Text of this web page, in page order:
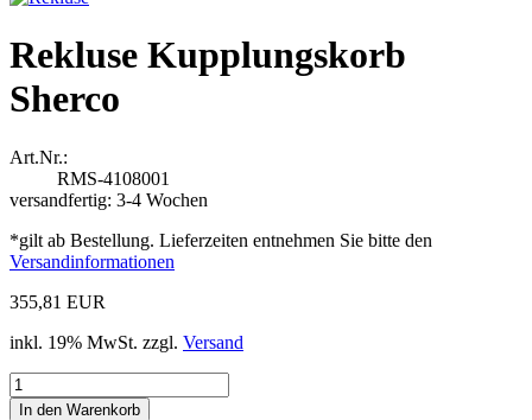
Rekluse Kupplungskorb
Sherco
Art.Nr.:
RMS-4108001
versandfertig: 3-4 Wochen
*gilt ab Bestellung. Lieferzeiten entnehmen Sie bitte den
Versandinformationen
355,81 EUR
inkl. 19% MwSt. zzgl. Versand